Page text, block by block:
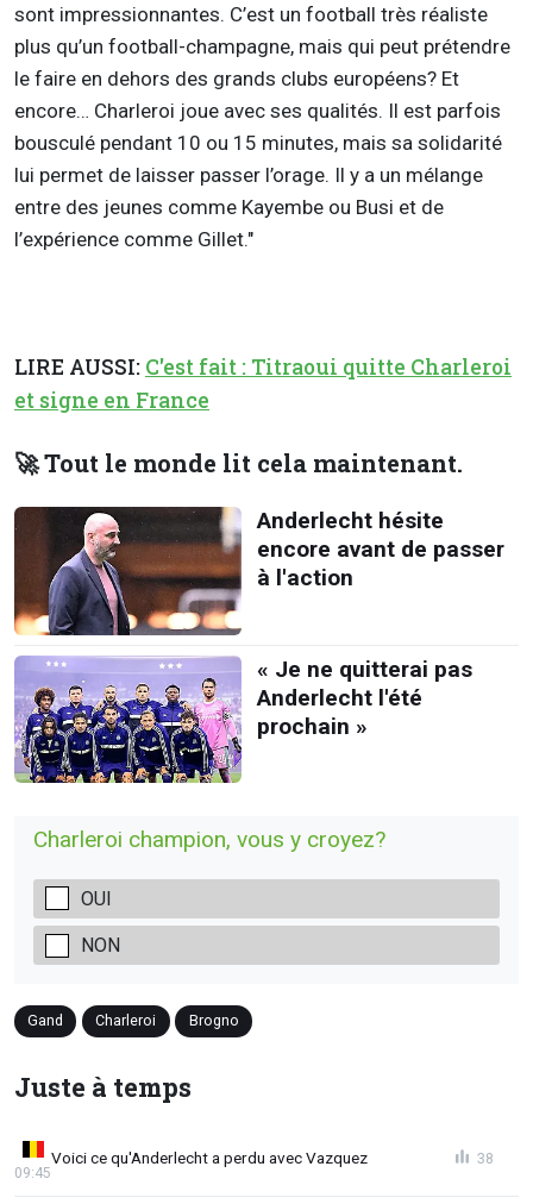
sont impressionnantes. C’est un football très réaliste
plus qu’un football-champagne, mais qui peut prétendre
le faire en dehors des grands clubs européens? Et
encore… Charleroi joue avec ses qualités. Il est parfois
bousculé pendant 10 ou 15 minutes, mais sa solidarité
lui permet de laisser passer l’orage. Il y a un mélange
entre des jeunes comme Kayembe ou Busi et de
l’expérience comme Gillet."
LIRE AUSSI: C'est fait : Titraoui quitte Charleroi
et signe en France
🚀 Tout le monde lit cela maintenant.
Anderlecht hésite
encore avant de passer
à l'action
« Je ne quitterai pas
Anderlecht l'été
prochain »
Charleroi champion, vous y croyez?
OUI
NON
Gand Charleroi Brogno
Juste à temps
Voici ce qu'Anderlecht a perdu avec Vazquez
09:45
38